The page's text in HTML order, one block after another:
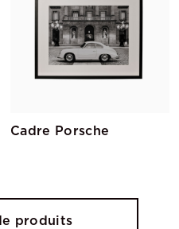
Cadre Porsche
produits